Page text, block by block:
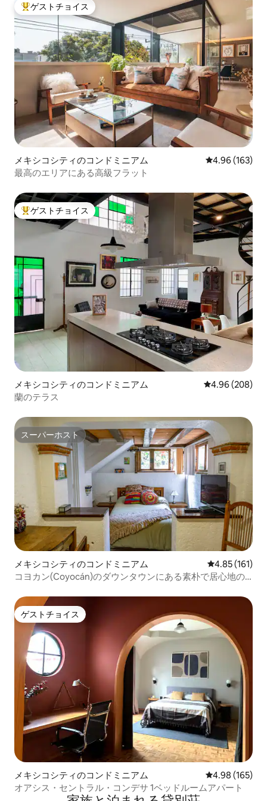
大好評のゲストチョイスです。
ゲストチョイス
メキシコシティのコンドミニアム レビュー163
4.96 (163)
最高のエリアにある高級フラット
大好評のゲストチョイスです。
ゲストチョイス
メキシコシティのコンドミニアム レビュー208
4.96 (208)
蘭のテラス
スーパーホスト
スーパーホスト
メキシコシティのコンドミニアム レビュー161
4.85 (161)
コヨカン(Coyocán)のダウンタウンにある素朴で居心地の
ゲストチョイス
ゲストチョイス
メキシコシティのコンドミニアム レビュー165
4.98 (165)
オアシス・セントラル・コンデサ 1ベッドルームアパート